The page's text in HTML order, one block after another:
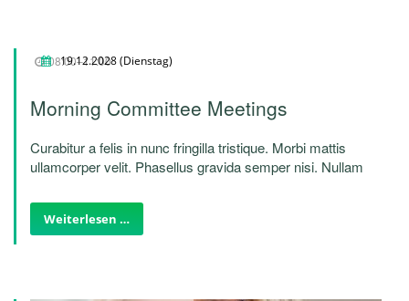
19.12.2028(Dienstag)
08:00–11:00
Morning Committee Meetings
Curabitur a felis in nunc fringilla tristique. Morbi mattis
ullamcorper velit. Phasellus gravida semper nisi. Nullam
eget, semper nec, quam. Sed hendrerit. Morbi ac felis.
Nunc egestas, augue at pellentesque laoreet.
Weiterlesen …